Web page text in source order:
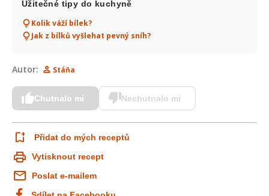
Užitečné tipy do kuchyně
Kolik váží bílek?
Jak z bílků vyšlehat pevný sníh?
Autor: Stáňa
Chutnalo mi Nechutnalo mi
Přidat do mých receptů
Vytisknout recept
Poslat e-mailem